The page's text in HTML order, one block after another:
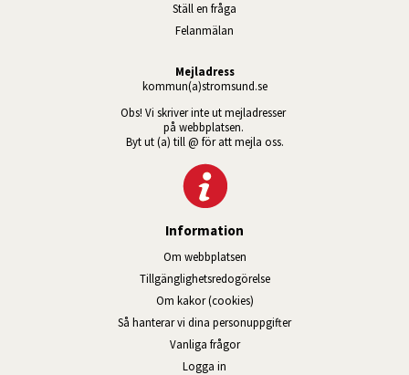
Ställ en fråga
Felanmälan
Mejladress
kommun(a)stromsund.se
Obs! Vi skriver inte ut mejladresser
på webbplatsen.
Byt ut (a) till @ för att mejla oss.
Information
Om webbplatsen
Tillgänglig­hets­redo­görelse
Om kakor (cookies)
Så hanterar vi dina personuppgifter
Vanliga frågor
Logga in